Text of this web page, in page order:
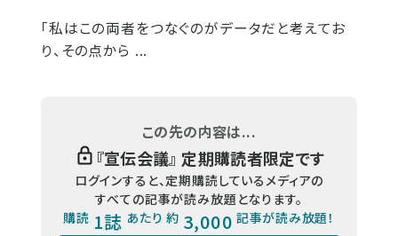
「私はこの両者をつなぐのがデータだと考えてお
り、その点から ...
この先の内容は...
『宣伝会議』 定期購読者限定です
ログインすると、定期購読しているメディアの
すべての記事が読み放題となります。
購読 1誌 あたり 約 3,000 記事が読み放題！